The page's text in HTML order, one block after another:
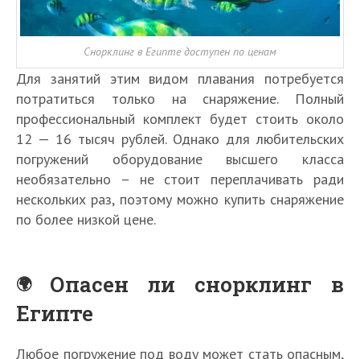
Снорклинг в Египте доступен по ценам
Для занятий этим видом плавания потребуется
потратиться только на снаряжение. Полный
профессиональный комплект будет стоить около
12 — 16 тысяч рублей. Однако для любительских
погружений оборудование высшего класса
необязательно – не стоит переплачивать ради
нескольких раз, поэтому можно купить снаряжение
по более низкой цене.
Опасен ли снорклинг в
Египте
Любое погружение под воду может стать опасным,